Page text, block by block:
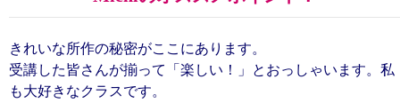
きれいな所作の秘密がここにあります。
受講した皆さんが揃って「楽しい！」とおっしゃいます。私
も大好きなクラスです。